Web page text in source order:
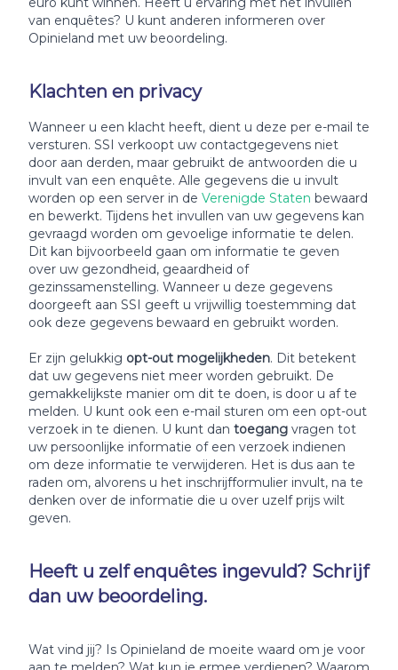
van enquêtes? U kunt anderen informeren over
Opinieland met uw beoordeling.
Klachten en privacy
Wanneer u een klacht heeft, dient u deze per e-mail te
versturen. SSI verkoopt uw contactgegevens niet
door aan derden, maar gebruikt de antwoorden die u
invult van een enquête. Alle gegevens die u invult
worden op een server in de Verenigde Staten bewaard
en bewerkt. Tijdens het invullen van uw gegevens kan
gevraagd worden om gevoelige informatie te delen.
Dit kan bijvoorbeeld gaan om informatie te geven
over uw gezondheid, geaardheid of
gezinssamenstelling. Wanneer u deze gegevens
doorgeeft aan SSI geeft u vrijwillig toestemming dat
ook deze gegevens bewaard en gebruikt worden.
Er zijn gelukkig opt-out mogelijkheden. Dit betekent
dat uw gegevens niet meer worden gebruikt. De
gemakkelijkste manier om dit te doen, is door u af te
melden. U kunt ook een e-mail sturen om een opt-out
verzoek in te dienen. U kunt dan toegang vragen tot
uw persoonlijke informatie of een verzoek indienen
om deze informatie te verwijderen. Het is dus aan te
raden om, alvorens u het inschrijfformulier invult, na te
denken over de informatie die u over uzelf prijs wilt
geven.
Heeft u zelf enquêtes ingevuld? Schrijf
dan uw beoordeling.
Wat vind jij? Is Opinieland de moeite waard om je voor